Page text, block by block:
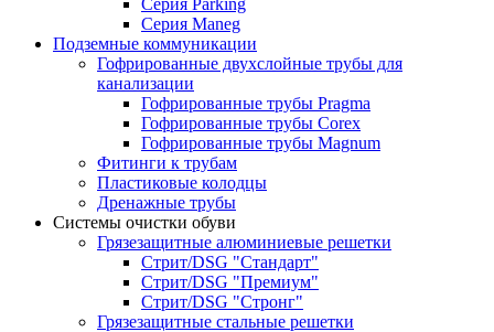
Серия Parking
Серия Maneg
Подземные коммуникации
Гофрированные двухслойные трубы для
канализации
Гофрированные трубы Pragma
Гофрированные трубы Corex
Гофрированные трубы Magnum
Фитинги к трубам
Пластиковые колодцы
Дренажные трубы
Системы очистки обуви
Грязезащитные алюминиевые решетки
Стрит/DSG "Стандарт"
Стрит/DSG "Премиум"
Стрит/DSG "Стронг"
Грязезащитные стальные решетки